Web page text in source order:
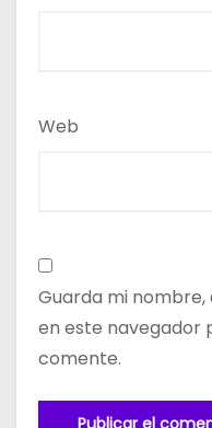
Web
Guarda mi
en este navegador
comente.